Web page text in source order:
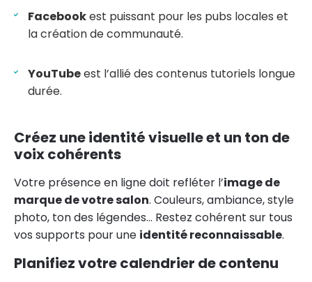
Facebookest puissant pour les pubs locales et
la création de communauté.
YouTubeest l’allié des contenus tutoriels longue
durée.
Créez une identité visuelle et un ton de
voix cohérents
Votre présence en ligne doit refléter l’image de
marque de votre salon. Couleurs, ambiance, style
photo, ton des légendes… Restez cohérent sur tous
vos supports pour une identité reconnaissable.
Planifiez votre calendrier de contenu